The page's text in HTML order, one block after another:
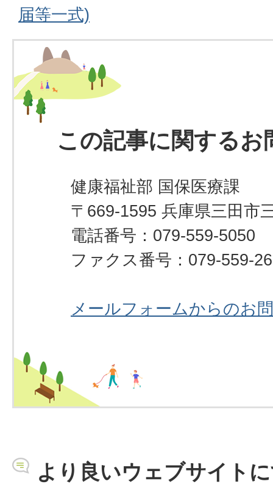
届等一式)
この記事に関するお
健康福祉部 国保医療課
〒669-1595 兵庫県三田市
電話番号：079-559-5050
ファクス番号：079-559-
メールフォームからのお
より良いウェブサイト